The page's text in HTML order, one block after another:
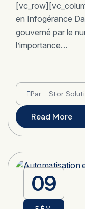
en Infogérance
gouverné par le
l’importance…
Par : Stor
Read More
09